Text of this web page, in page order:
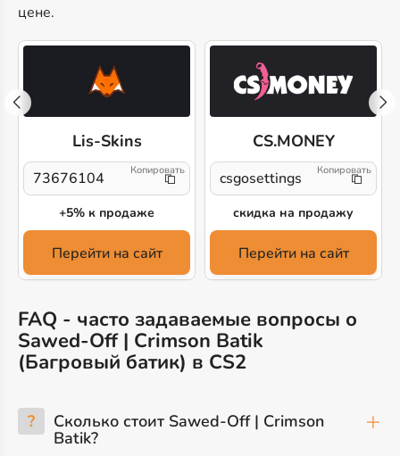
цене.
Lis-Skins
73676104
+5% к продаже
Перейти на сайт
CS.MONEY
csgosettings
скидка на продажу
Перейти на сайт
FAQ - часто задаваемые вопросы о
Sawed-Off | Crimson Batik
(Багровый батик) в CS2
? Сколько стоит Sawed-Off | Crimson
Batik?